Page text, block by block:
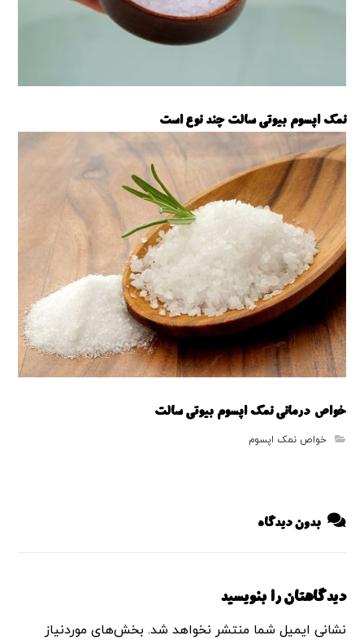
نمک اپسوم بیوتی سالت چند نوع است
نمک اپسوم بیوتی سالت
خواص درمانی نمک اپسوم بیوتی سالت
خواص نمک اپسوم
بدون دیدگاه
دیدگاهتان را بنویسید
نشانی ایمیل شما منتشر نخواهد شد. بخش‌های موردنیاز